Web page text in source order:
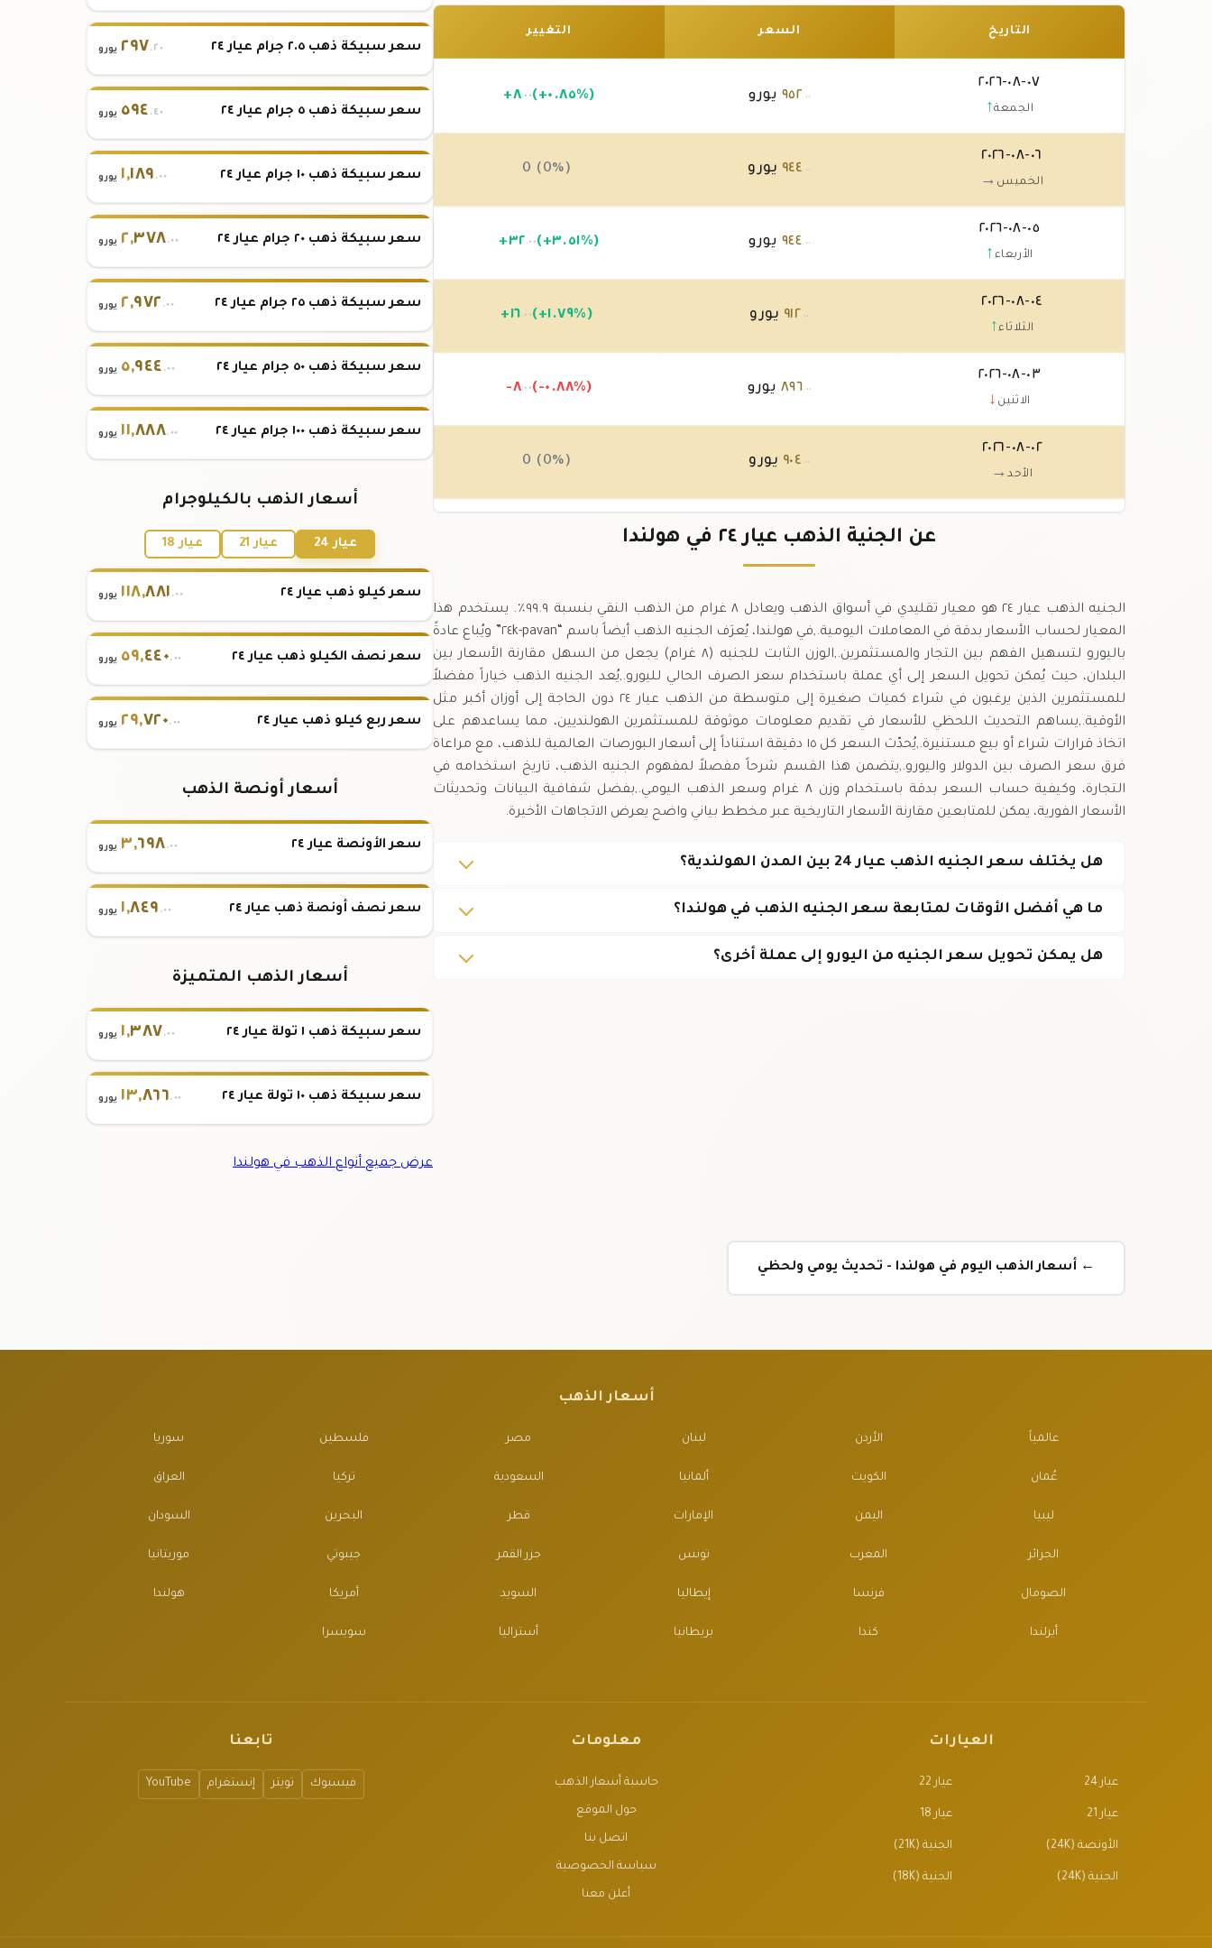
التاريخ السعر التغيير
٠٧-٠٨-٢٠٢٦
الجمعة↑
٩٥٢.٠٠ يورو +٨ .٠٠ (+٠.٨٥%)
٠٦-٠٨-٢٠٢٦
الخميس →
٩٤٤.٠٠ يورو 0 (0%)
٠٥-٠٨-٢٠٢٦
الأربعاء ↑
٩٤٤.٠٠ يورو +٣٢ .٠٠ (+٣.٥١%)
٠٤-٠٨-٢٠٢٦
الثلاثاء↑
٩١٢.٠٠ يورو +١٦ .٠٠ (+١.٧٩%)
٠٣-٠٨-٢٠٢٦
الاثنين ↓
٨٩٦.٠٠ يورو -٨ .٠٠ (-٠.٨٨%)
٠٢-٠٨-٢٠٢٦
الأحد→
٩٠٤.٠٠ يورو 0 (0%)
٩٠٤ .٠٠ يورو
عن الجنية الذهب عيار ٢٤ في هولندا
الجنيه الذهب عيار ٢٤ هو معيار تقليدي في أسواق الذهب ويعادل ٨ غرام من الذهب النقي بنسبة ٩٩.٩٪. يستخدم هذا
المعيار لحساب الأسعار بدقة في المعاملات اليومية.,في هولندا، يُعرَف الجنيه الذهب أيضاً باسم “pavan-٢٤k” ويُباع عادةً
باليورو لتسهيل الفهم بين التجار والمستثمرين.,الوزن الثابت للجنيه (٨ غرام) يجعل من السهل مقارنة الأسعار بين
البلدان، حيث يُمكن تحويل السعر إلى أي عملة باستخدام سعر الصرف الحالي لليورو.,يُعد الجنيه الذهب خياراً مفضلاً
للمستثمرين الذين يرغبون في شراء كميات صغيرة إلى متوسطة من الذهب عيار ٢٤ دون الحاجة إلى أوزان أكبر مثل
الأوقية.,يساهم التحديث اللحظي للأسعار في تقديم معلومات موثوقة للمستثمرين الهولنديين، مما يساعدهم على
اتخاذ قرارات شراء أو بيع مستنيرة.,يُحدّث السعر كل ١٥ دقيقة استناداً إلى أسعار البورصات العالمية للذهب، مع مراعاة
فرق سعر الصرف بين الدولار واليورو.,يتضمن هذا القسم شرحاً مفصلاً لمفهوم الجنيه الذهب، تاريخ استخدامه في
التجارة، وكيفية حساب السعر بدقة باستخدام وزن ٨ غرام وسعر الذهب اليومي.,بفضل شفافية البيانات وتحديثات
الأسعار الفورية، يمكن للمتابعين مقارنة الأسعار التاريخية عبر مخطط بياني واضح يعرض الاتجاهات الأخيرة.
هل يختلف سعر الجنيه الذهب عيار 24 بين المدن الهولندية؟
ما هي أفضل الأوقات لمتابعة سعر الجنيه الذهب في هولندا؟
هل يمكن تحويل سعر الجنيه من اليورو إلى عملة أخرى؟
سعر سبيكة ذهب ٢.٥ جرام عيار ٢٤ ٢٩٧ .٢٠ يورو
سعر سبيكة ذهب ٥ جرام عيار ٢٤ ٥٩٤ .٤٠ يورو
سعر سبيكة ذهب ١٠ جرام عيار ٢٤ ١,١٨٩ .٠٠ يورو
سعر سبيكة ذهب ٢٠ جرام عيار ٢٤ ٢,٣٧٨.٠٠ يورو
سعر سبيكة ذهب ٢٥ جرام عيار ٢٤ ٢,٩٧٢ .٠٠ يورو
سعر سبيكة ذهب ٥٠ جرام عيار ٢٤ ٥,٩٤٤ .٠٠ يورو
سعر سبيكة ذهب ١٠٠ جرام عيار ٢٤ ١١,٨٨٨.٠٠ يورو
أسعار الذهب بالكيلوجرام
عيار 24 عيار 21 عيار 18
سعر كيلو ذهب عيار ٢٤ ١١٨,٨٨١ .٠٠ يورو
سعر نصف الكيلو ذهب عيار ٢٤ ٥٩,٤٤٠.٠٠ يورو
سعر ربع كيلو ذهب عيار ٢٤ ٢٩,٧٢٠.٠٠ يورو
أسعار أونصة الذهب
سعر الأونصة عيار ٢٤ ٣,٦٩٨.٠٠ يورو
سعر نصف أونصة ذهب عيار ٢٤ ١,٨٤٩ .٠٠ يورو
أسعار الذهب المتميزة
سعر سبيكة ذهب ١ تولة عيار ٢٤ ١,٣٨٧ .٠٠ يورو
سعر سبيكة ذهب ١٠ تولة عيار ٢٤ ١٣,٨٦٦.٠٠ يورو
عرض جميع أنواع الذهب في هولندا
← أسعار الذهب اليوم في هولندا - تحديث يومي ولحظي
أسعار الذهب
عالمياً الأردن لبنان مصر فلسطين سوريا
عُمان الكويت ألمانيا السعودية تركيا العراق
ليبيا اليمن الإمارات قطر البحرين السودان
الجزائر المغرب تونس جزر القمر جيبوتي موريتانيا
الصومال فرنسا إيطاليا السويد أمريكا هولندا
أيرلندا كندا بريطانيا أستراليا سويسرا
العيارات
عيار 24 عيار 22
عيار 21 عيار 18
الأونصة (24K) الجنية (21K)
الجنية (24K) الجنية (18K)
معلومات
حاسبة أسعار الذهب
حول الموقع
اتصل بنا
سياسة الخصوصية
أعلن معنا
تابعنا
فيسبوك تويتر إنستغرام YouTube